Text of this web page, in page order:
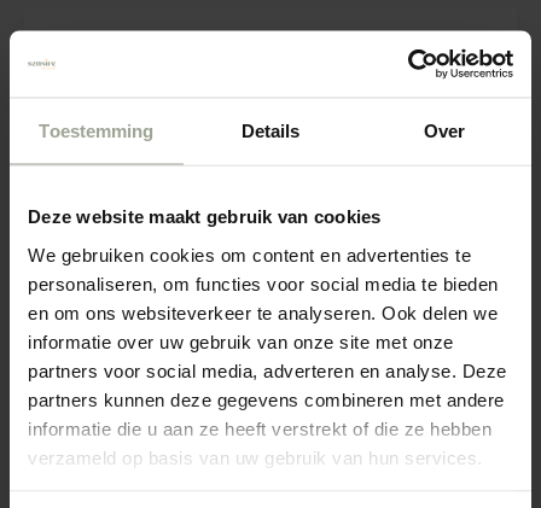
Toestemming Details Over
Deze website maakt gebruik van cookies
We gebruiken cookies om content en advertenties te
personaliseren, om functies voor social media te bieden
en om ons websiteverkeer te analyseren. Ook delen we
informatie over uw gebruik van onze site met onze
partners voor social media, adverteren en analyse. Deze
partners kunnen deze gegevens combineren met andere
informatie die u aan ze heeft verstrekt of die ze hebben
verzameld op basis van uw gebruik van hun services.
De zorg die u via Sensire ontvangt wordt op
Governance en management
Sensire heeft een raad van toezicht en een
raad van bestuur die met respect voor elkaars
taken en verantwoordelijkheden samenwerken